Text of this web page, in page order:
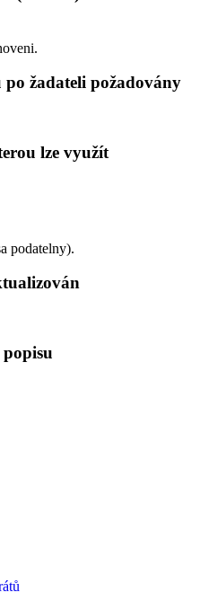
po žadateli požadovány
lze využít
podatelny).